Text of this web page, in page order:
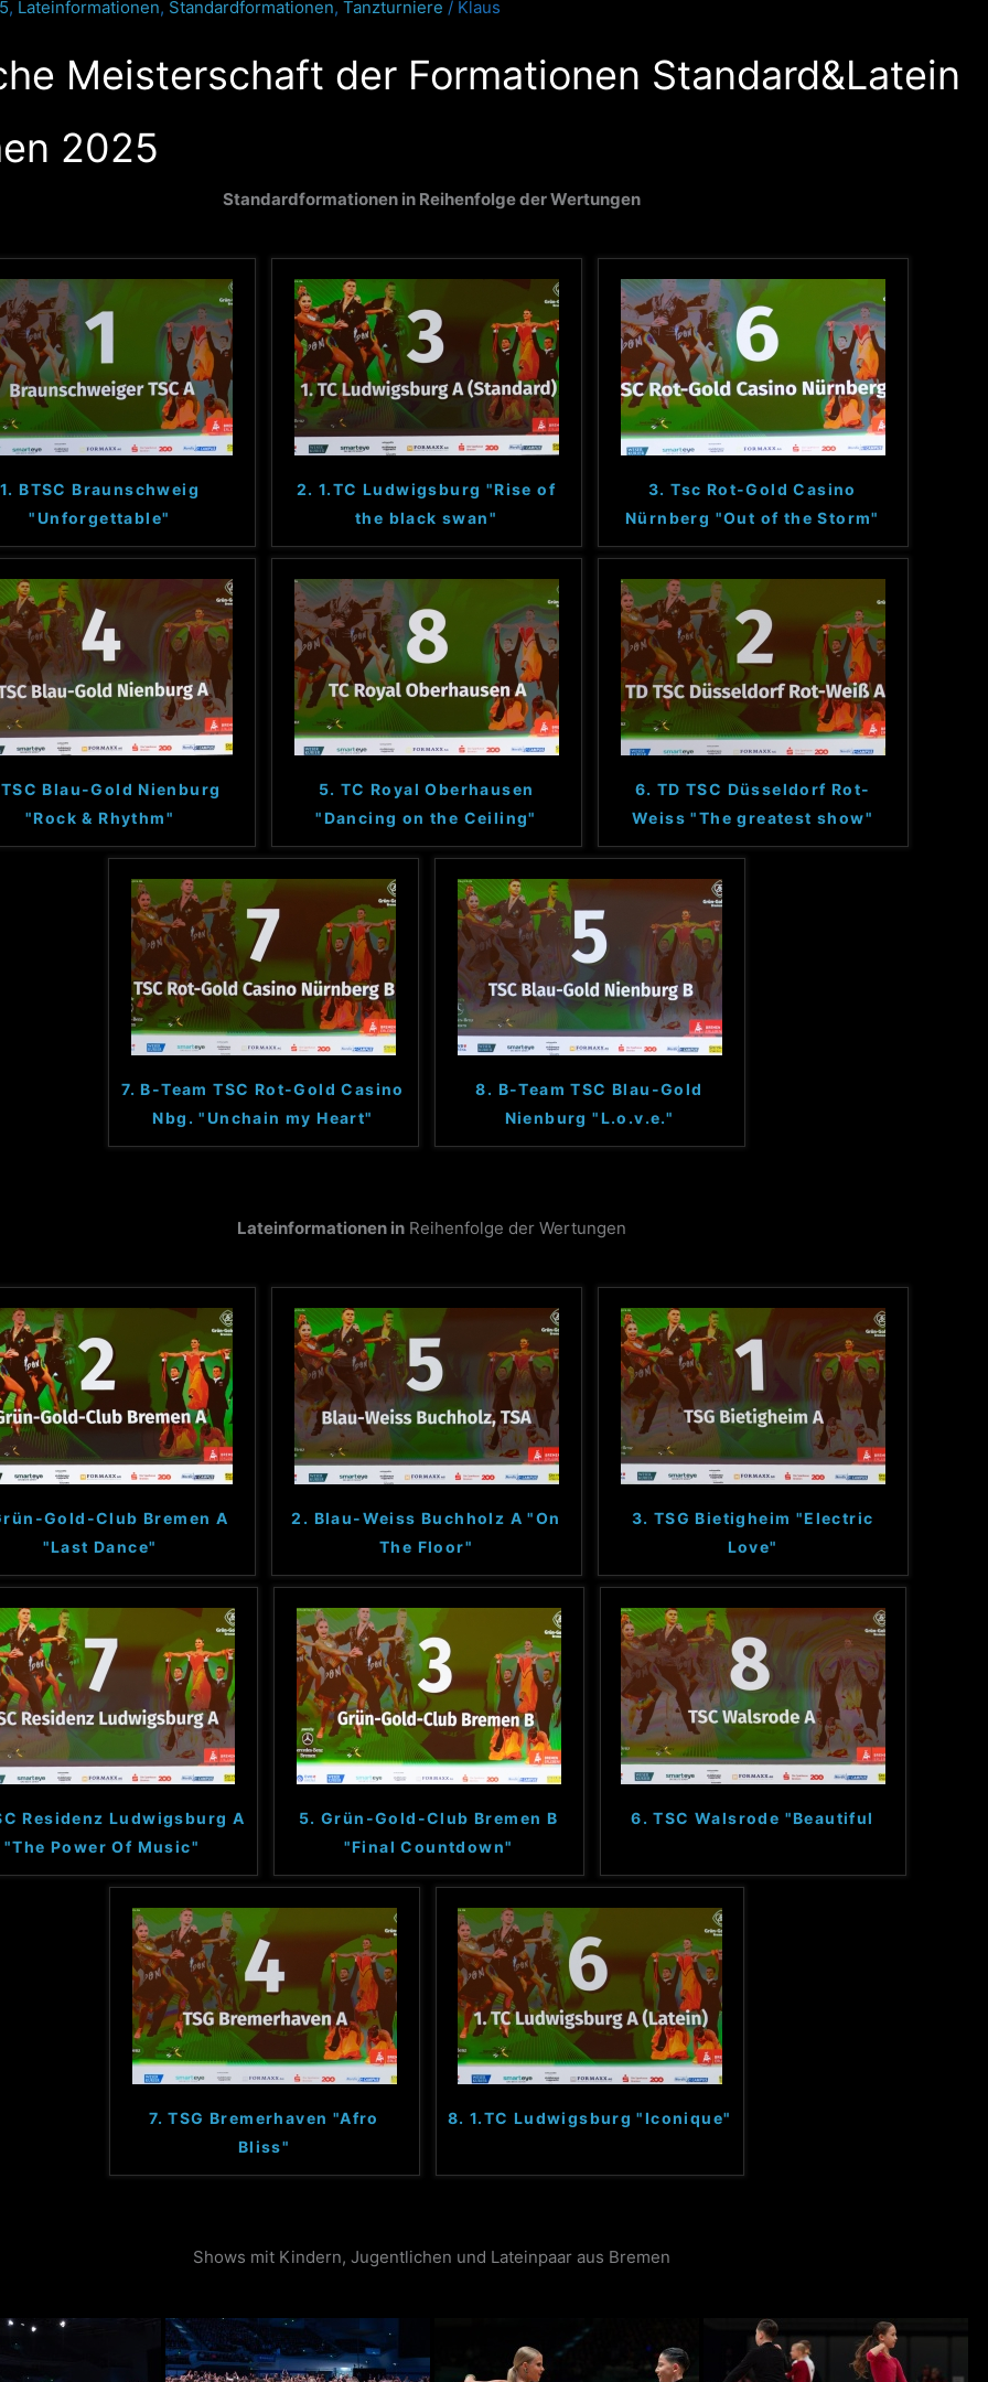
, Lateinformationen, Standardformationen, Tanzturniere / Klaus
Meisterschaft der Formationen Standard&Latein
2025
Standardformationen in Reihenfolge der Wertungen
1. BTSC Braunschweig
"Unforgettable"
2. 1.TC Ludwigsburg "Rise of
the black swan"
3. Tsc Rot-Gold Casino
Nürnberg "Out of the Storm"
Blau-Gold Nienburg
"Rock & Rhythm"
5. TC Royal Oberhausen
"Dancing on the Ceiling"
6. TD TSC Düsseldorf Rot-
Weiss "The greatest show"
7. B-Team TSC Rot-Gold Casino
Nbg. "Unchain my Heart"
8. B-Team TSC Blau-Gold
Nienburg "L.o.v.e."
Lateinformationen in Reihenfolge der Wertungen
Gold-Club Bremen A
"Last Dance"
2. Blau-Weiss Buchholz A "On
The Floor"
3. TSG Bietigheim "Electric
Love"
Residenz Ludwigsburg A
"The Power Of Music"
5. Grün-Gold-Club Bremen B
"Final Countdown"
6. TSC Walsrode "Beautiful
7. TSG Bremerhaven "Afro
Bliss"
8. 1.TC Ludwigsburg "Iconique"
Shows mit Kindern, Jugentlichen und Lateinpaar aus Bremen